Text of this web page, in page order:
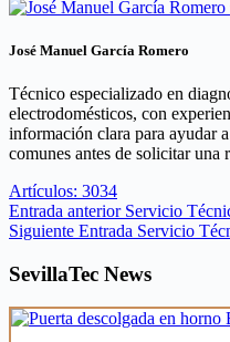
José Manuel García Romero
Técnico especializado en
electrodomésticos, con
información clara para ayudar
comunes antes de solicitar una
Artículos: 3034
Entrada anterior Servicio
Siguiente Entrada Servicio
SevillaTec News